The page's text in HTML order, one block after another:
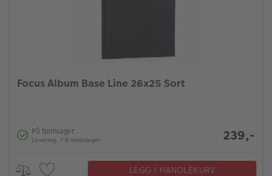
Focus Album Base Line 26x25 Sort
På fjernlager
Levering: 7-9 virkedager 239,-
LEGG I HANDLEKURV